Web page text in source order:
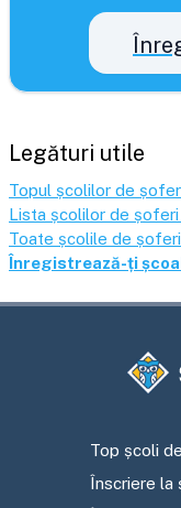
Legături utile
Topul școlilor de
Lista școlilor de
Toate școlile de
Înregistrează-ți
Top școli
Înscriere la